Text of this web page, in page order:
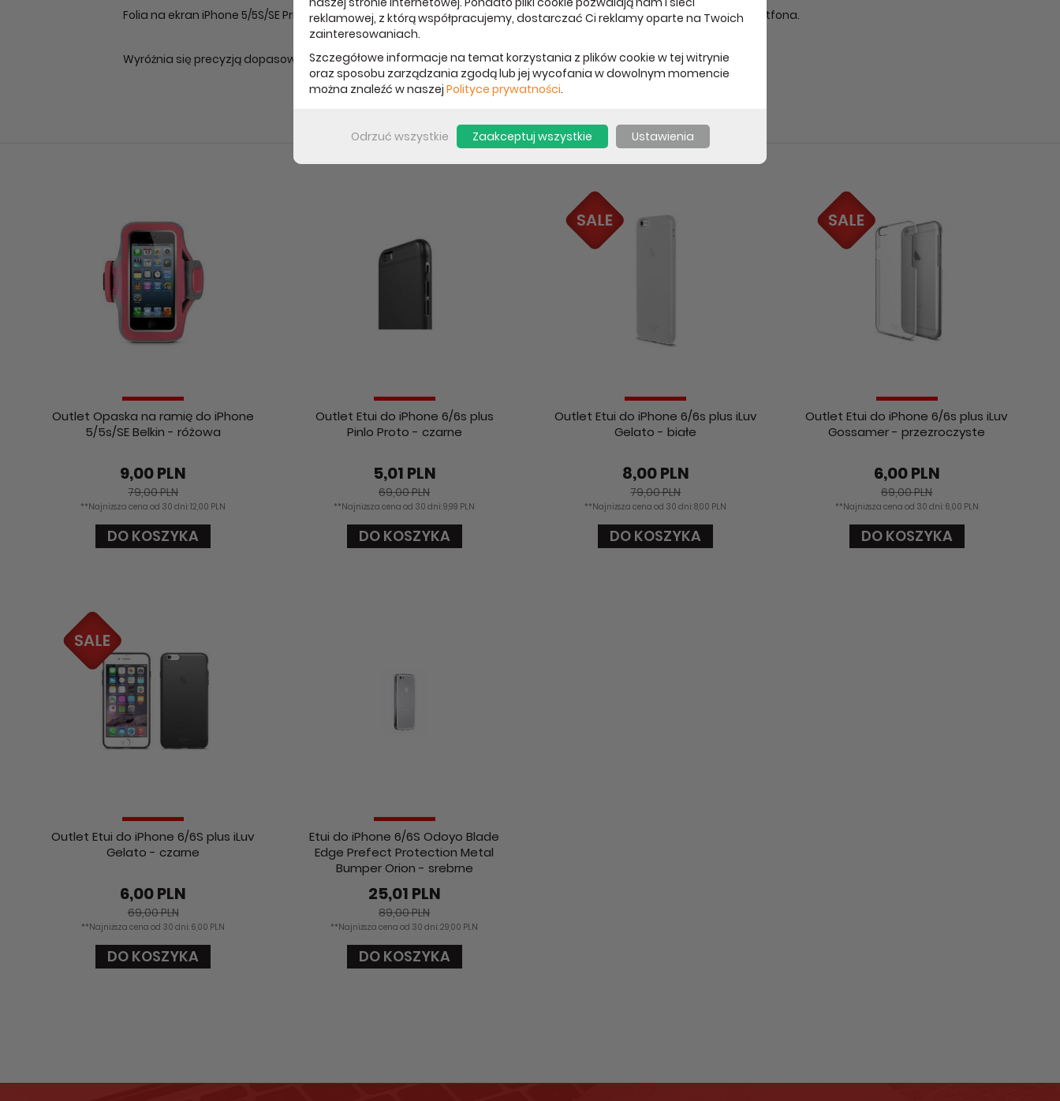
Folia na ekran iPhone 5/5S/SE Prime Clear to bardzo twarda, odporna na zarysowania ochrona ekranu Twojego smartfona.
Wyróżnia się precyzją dopasowania oraz jedwabiście gładkim antyodblaskowym wykończeniem.
PRODUKTY Z KATEGORII
Outlet Opaska na ramię do iPhone
5/5s/SE Belkin - różowa
9,00 PLN
79,00 PLN
**Najniższa cena od 30 dni: 12,00 PLN
DO KOSZYKA
Outlet Etui do iPhone 6/6s plus
Pinlo Proto - czarne
5,01 PLN
69,00 PLN
**Najniższa cena od 30 dni: 9,99 PLN
DO KOSZYKA
Outlet Etui do iPhone 6/6s plus iLuv
Gelato - białe
8,00 PLN
79,00 PLN
**Najniższa cena od 30 dni: 8,00 PLN
DO KOSZYKA
Outlet Etui do iPhone 6/6s plus iLuv
Gossamer - przezroczyste
6,00 PLN
69,00 PLN
**Najniższa cena od 30 dni: 6,00 PLN
DO KOSZYKA
Outlet Etui do iPhone 6/6S plus iLuv
Gelato - czarne
6,00 PLN
69,00 PLN
**Najniższa cena od 30 dni: 6,00 PLN
DO KOSZYKA
Etui do iPhone 6/6S Odoyo Blade
Edge Prefect Protection Metal
Bumper Orion - srebrne
25,01 PLN
89,00 PLN
**Najniższa cena od 30 dni: 29,00 PLN
DO KOSZYKA
reklamowej, z którą współpracujemy, dostarczać Ci reklamy oparte na Twoich
zainteresowaniach.
Szczegółowe informacje na temat korzystania z plików cookie w tej witrynie
oraz sposobu zarządzania zgodą lub jej wycofania w dowolnym momencie
można znaleźć w naszej Polityce prywatności.
Odrzuć wszystkie Zaakceptuj wszystkie Ustawienia